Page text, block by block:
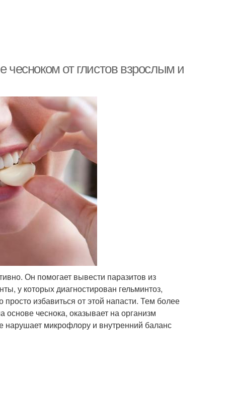
чесноком от глистов взрослым и
Он помогает вывести паразитов из
у которых диагностирован гельминтоз,
избавиться от этой напасти. Тем более
чеснока, оказывает на организм
нарушает микрофлору и внутренний баланс